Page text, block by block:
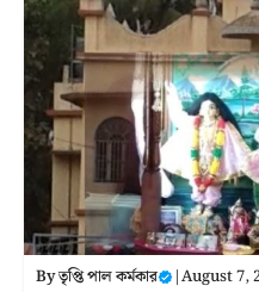
Byতৃপ্তি পাল কর্মকার |August 7,